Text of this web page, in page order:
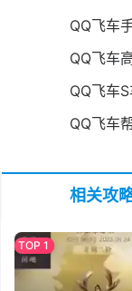
QQ飞车
QQ飞车
QQ飞车
QQ飞车
相关攻